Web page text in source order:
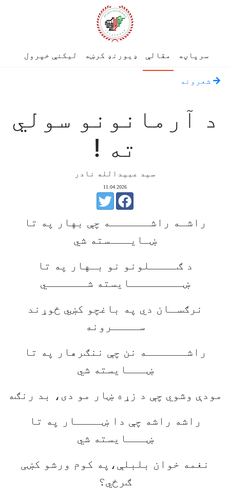
سرپاڼه مقالې ډیورنډ کرښه لیکنې خپرول
شعرونه
د آرمانونو سولي
ته !
سيد عبيدالله نادر
11.04.2026
راشـه راشــــــه چې بهار په تا
ښـایـــسته شي
د ګــــلونو نو بـهار په تا
ښــــــــایسته شــــــي
نرګسـان دي په باغچو کښي ځوړند
ســــرونه
راشــــــه نن چې ننګرهار په تا
ښـــایسته شي
مودې وشوي چې د زړه ښار مو دی، بد رنګه
راشه راشه چې دا ښــــار په تا
ښـــایسته شي
نغمه خوان بلبلې،په کوم ورشو کښی
ګرځي؟